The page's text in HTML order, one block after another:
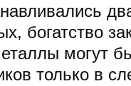
богатство
могут
только в